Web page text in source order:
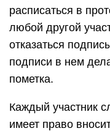
расписаться в
любой другой
отказаться
подписи в нем
пометка.
Каждый участник
имеет право